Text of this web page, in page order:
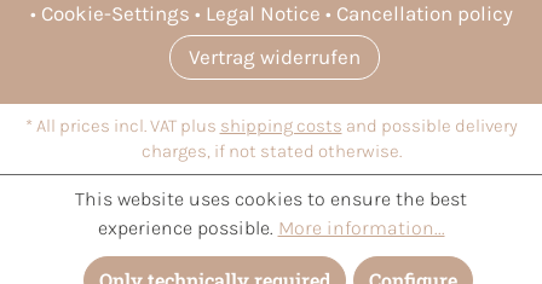
Cookie-Settings
Legal Notice
Cancellation policy
Vertrag widerrufen
* All prices incl. VAT plus shipping costs and possible delivery
charges, if not stated otherwise.
This website uses cookies to ensure the best
experience possible. More information...